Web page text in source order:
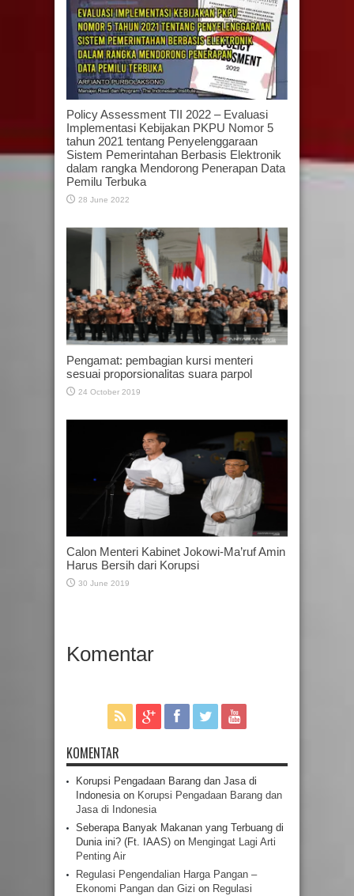
Policy Assessment TII 2022 – Evaluasi
Implementasi Kebijakan PKPU Nomor 5
tahun 2021 tentang Penyelenggaraan
Sistem Pemerintahan Berbasis Elektronik
dalam rangka Mendorong Penerapan Data
Pemilu Terbuka
28 June 2022
Pengamat: pembagian kursi menteri
sesuai proporsionalitas suara parpol
24 October 2019
Calon Menteri Kabinet Jokowi-Ma’ruf Amin
Harus Bersih dari Korupsi
30 June 2019
Komentar
KOMENTAR
Korupsi Pengadaan Barang dan Jasa di
Indonesiaon Korupsi Pengadaan Barang dan
Jasa di Indonesia
Seberapa Banyak Makanan yang Terbuang di
Dunia ini? (Ft. IAAS) on Mengingat Lagi Arti
Penting Air
Regulasi Pengendalian Harga Pangan –
Ekonomi Pangan dan Gizi on Regulasi